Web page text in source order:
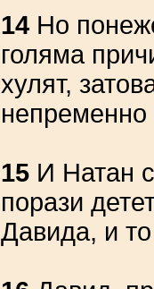
14 Но
голяма
хулят,
15 И Натан
порази
Давида, и